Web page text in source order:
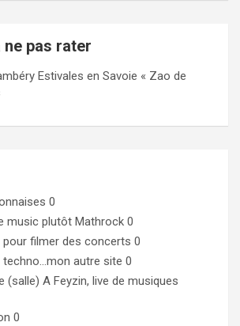
pas rater
Estivales en Savoie « Zao de
0
music plutôt Mathrock 0
pour filmer des concerts 0
techno…mon autre site 0
(salle) A Feyzin, live de musiques
0